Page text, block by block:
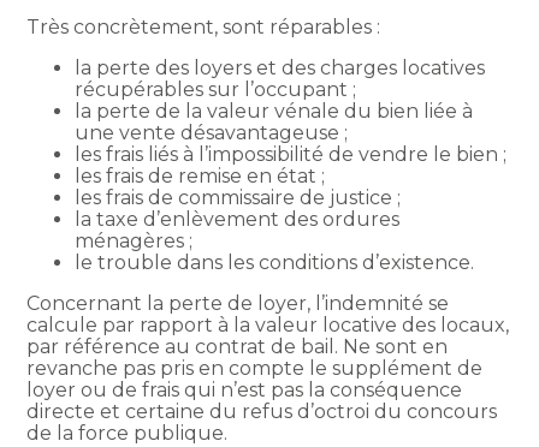
Très concrètement, sont réparables :
la perte des loyers et des charges locatives
récupérables sur l’occupant ;
la perte de la valeur vénale du bien liée à
une vente désavantageuse ;
les frais liés à l’impossibilité de vendre le bien ;
les frais de remise en état ;
les frais de commissaire de justice ;
la taxe d’enlèvement des ordures
ménagères ;
le trouble dans les conditions d’existence.
Concernant la perte de loyer, l’indemnité se
calcule par rapport à la valeur locative des locaux,
par référence au contrat de bail. Ne sont en
revanche pas pris en compte le supplément de
loyer ou de frais qui n’est pas la conséquence
directe et certaine du refus d’octroi du concours
de la force publique.